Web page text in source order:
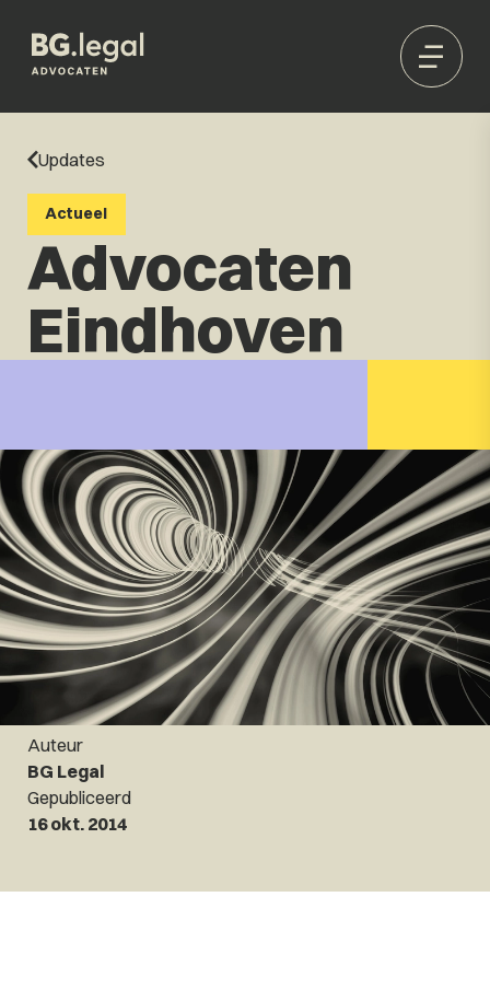
Updates
Actueel
Advocaten
Eindhoven
Auteur
BG Legal
Gepubliceerd
16 okt. 2014